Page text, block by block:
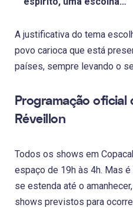
A justificativa do tema
povo carioca que está
países, sempre levando o
Programação oficial
Réveillon
Todos os shows em
espaço de 19h às 4h. Mas
se estenda até o
shows previstos para